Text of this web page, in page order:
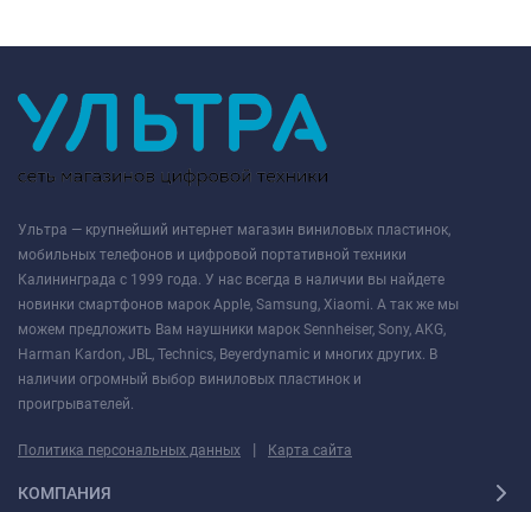
Ультра — крупнейший интернет магазин виниловых пластинок,
мобильных телефонов и цифровой портативной техники
Калининграда с 1999 года. У нас всегда в наличии вы найдете
новинки смартфонов марок Apple, Samsung, Xiaomi. А так же мы
можем предложить Вам наушники марок Sennheiser, Sony, AKG,
Harman Kardon, JBL, Technics, Beyerdynamic и многих других. В
наличии огромный выбор виниловых пластинок и
проигрывателей.
Политика персональных данных | Карта сайта
КОМПАНИЯ